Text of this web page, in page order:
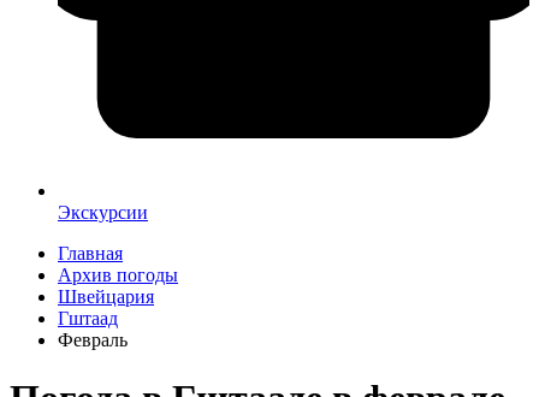
Экскурсии
Главная
Архив погоды
Швейцария
Гштаад
Февраль